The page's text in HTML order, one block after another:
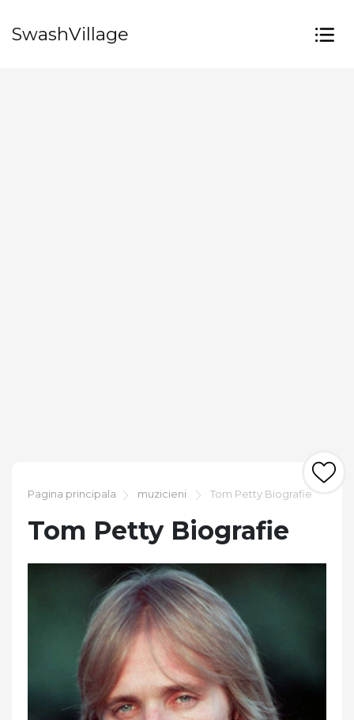
SwashVillage
Pagina principala muzicieni Tom Petty Biografie
Tom Petty Biografie